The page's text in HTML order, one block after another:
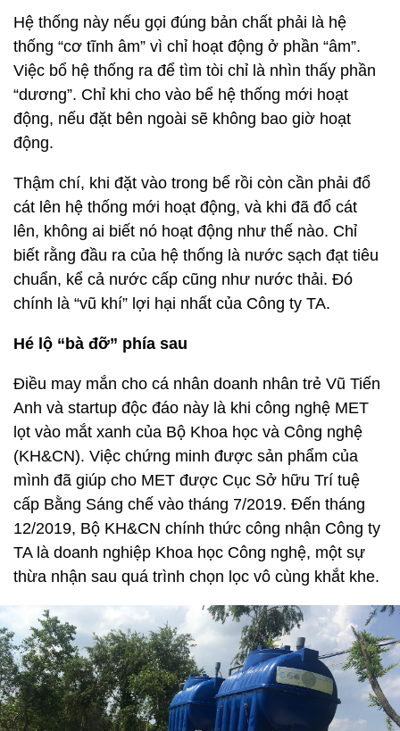
Hệ thống này nếu gọi đúng bản chất phải là hệ
thống “cơ tĩnh âm” vì chỉ hoạt động ở phần “âm”.
Việc bổ hệ thống ra để tìm tòi chỉ là nhìn thấy phần
“dương”. Chỉ khi cho vào bể hệ thống mới hoạt
động, nếu đặt bên ngoài sẽ không bao giờ hoạt
động.
Thậm chí, khi đặt vào trong bể rồi còn cần phải đổ
cát lên hệ thống mới hoạt động, và khi đã đổ cát
lên, không ai biết nó hoạt động như thế nào. Chỉ
biết rằng đầu ra của hệ thống là nước sạch đạt tiêu
chuẩn, kể cả nước cấp cũng như nước thải. Đó
chính là “vũ khí” lợi hại nhất của Công ty TA.
Hé lộ “bà đỡ” phía sau
Điều may mắn cho cá nhân doanh nhân trẻ Vũ Tiến
Anh và startup độc đáo này là khi công nghệ MET
lọt vào mắt xanh của Bộ Khoa học và Công nghệ
(KH&CN). Việc chứng minh được sản phẩm của
mình đã giúp cho MET được Cục Sở hữu Trí tuệ
cấp Bằng Sáng chế vào tháng 7/2019. Đến tháng
12/2019, Bộ KH&CN chính thức công nhận Công ty
TA là doanh nghiệp Khoa học Công nghệ, một sự
thừa nhận sau quá trình chọn lọc vô cùng khắt khe.